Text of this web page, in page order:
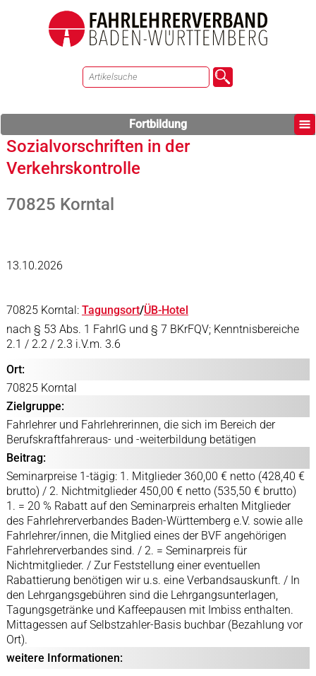
Fortbildung
Sozialvorschriften in der
Verkehrskontrolle
70825 Korntal
13.10.2026
70825 Korntal: Tagungsort/ÜB-Hotel
nach § 53 Abs. 1 FahrlG und § 7 BKrFQV; Kenntnisbereiche
2.1 / 2.2 / 2.3 i.V.m. 3.6
Ort:
70825 Korntal
Zielgruppe:
Fahrlehrer und Fahrlehrerinnen, die sich im Bereich der
Berufskraftfahreraus- und -weiterbildung betätigen
Beitrag:
Seminarpreise 1-tägig: 1. Mitglieder 360,00 € netto (428,40 €
brutto) / 2. Nichtmitglieder 450,00 € netto (535,50 € brutto)
1. = 20 % Rabatt auf den Seminarpreis erhalten Mitglieder
des Fahrlehrerverbandes Baden-Württemberg e.V. sowie alle
Fahrlehrer/innen, die Mitglied eines der BVF angehörigen
Fahrlehrerverbandes sind. / 2. = Seminarpreis für
Nichtmitglieder. / Zur Feststellung einer eventuellen
Rabattierung benötigen wir u.s. eine Verbandsauskunft. / In
den Lehrgangsgebühren sind die Lehrgangsunterlagen,
Tagungsgetränke und Kaffeepausen mit Imbiss enthalten.
Mittagessen auf Selbstzahler-Basis buchbar (Bezahlung vor
Ort).
weitere Informationen: